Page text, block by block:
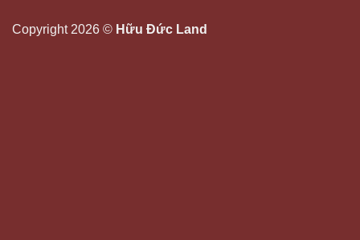
Copyright 2026 © Hữu Đức Land